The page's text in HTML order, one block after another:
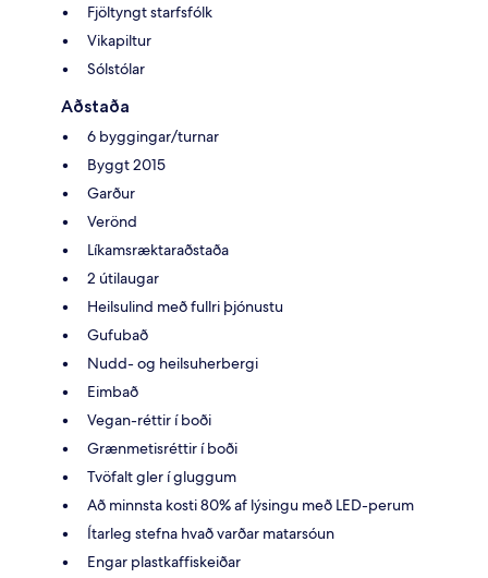
Fjöltyngt starfsfólk
Vikapiltur
Sólstólar
Aðstaða
6 byggingar/turnar
Byggt 2015
Garður
Verönd
Líkamsræktaraðstaða
2 útilaugar
Heilsulind með fullri þjónustu
Gufubað
Nudd- og heilsuherbergi
Eimbað
Vegan-réttir í boði
Grænmetisréttir í boði
Tvöfalt gler í gluggum
Að minnsta kosti 80% af lýsingu með LED-perum
Ítarleg stefna hvað varðar matarsóun
Engar plastkaffiskeiðar